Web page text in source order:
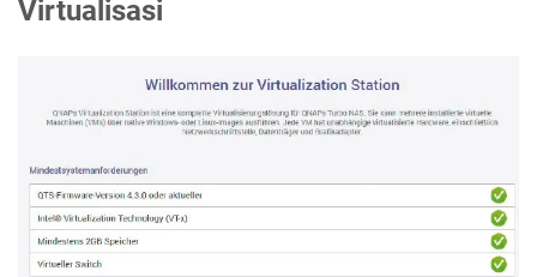
Virtualisasi